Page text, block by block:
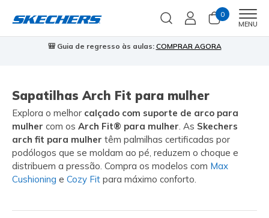
0
MENU
🎒 Guia de regresso às aulas: COMPRAR AGORA
Sapatilhas Arch Fit para mulher
Explora o melhor calçado com suporte de arco para
mulher com os Arch Fit® para mulher. As Skechers
arch fit para mulher têm palmilhas certificadas por
podólogos que se moldam ao pé, reduzem o choque e
distribuem a pressão. Compra os modelos com Max
Cushioning e Cozy Fit para máximo conforto.